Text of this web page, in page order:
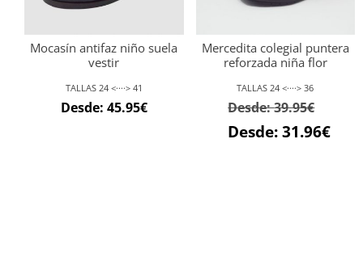
Mocasín antifaz niño suela
vestir
TALLAS 24 <····> 41
Desde: 45.95€
Mercedita colegial puntera
reforzada niña flor
TALLAS 24 <····> 36
Desde:39.95€
Desde:31.96€